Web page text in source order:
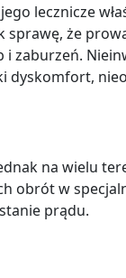
lecznicze
że
dyskomfort,
na wielu
obrót w
prądu.